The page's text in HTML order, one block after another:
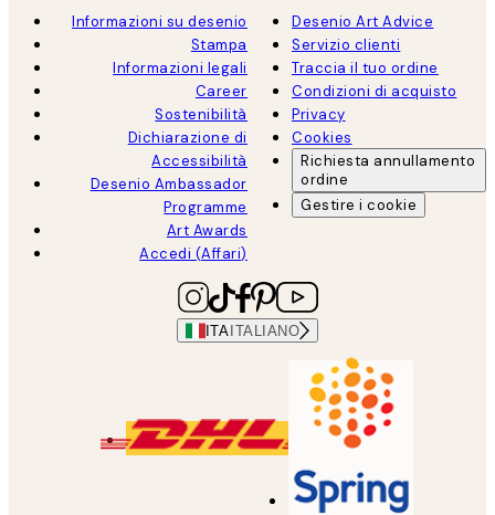
Informazioni su desenio
Stampa
Informazioni legali
Career
Sostenibilità
Dichiarazione di
Accessibilità
Desenio Ambassador
Programme
Art Awards
Accedi (Affari)
Desenio Art Advice
Servizio clienti
Traccia il tuo ordine
Condizioni di acquisto
Privacy
Cookies
Richiesta annullamento
ordine
Gestire i cookie
ITA ITALIANO